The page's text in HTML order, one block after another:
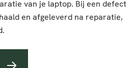
van je laptop. Bij een defect
en afgeleverd na reparatie,